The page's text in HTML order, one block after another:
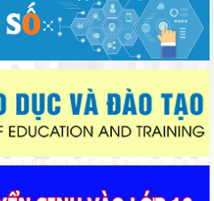
“Thư viện thân thiện”
bằng con đường học tập
phát triển giáo dục và đào tạo